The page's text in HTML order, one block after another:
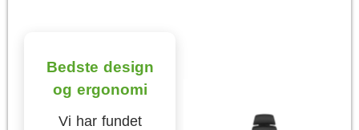
Bedste design
og ergonomi
Vi har fundet